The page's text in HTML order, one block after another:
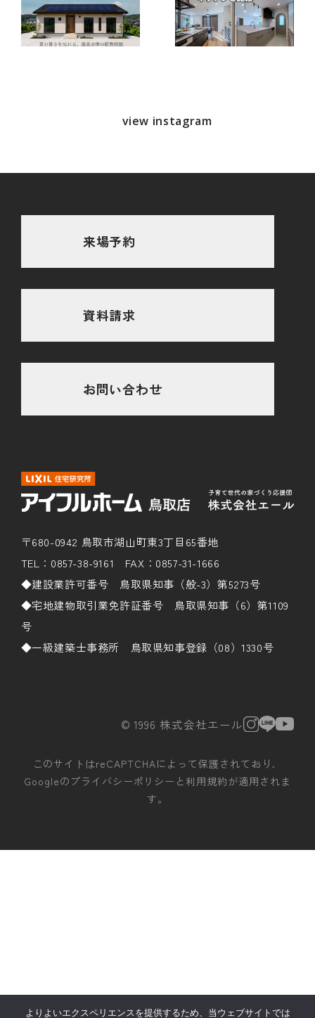
view instagram
来場予約
資料請求
お問い合わせ
〒680-0942 鳥取市湖山町東3丁目65番地
TEL：0857-38-9161 FAX：0857-31-1666
◆建設業許可番号 鳥取県知事（般-3）第5273号
◆宅地建物取引業免許証番号 鳥取県知事（6）第1109
号
◆一級建築士事務所 鳥取県知事登録（08）1330号
© 1996 株式会社エール
このサイトはreCAPTCHAによって保護されており、
Googleの プライバシーポリシー と利用規約が適用されま
す。
よりよいエクスペリエンスを提供するため、当ウェブサイトでは